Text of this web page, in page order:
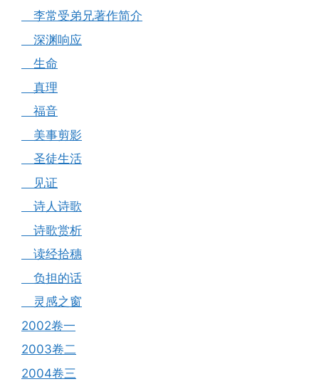
李常受弟兄著作简介
深渊响应
生命
真理
福音
美事剪影
圣徒生活
见证
诗人诗歌
诗歌赏析
读经拾穗
负担的话
灵感之窗
2002卷一
2003卷二
2004卷三